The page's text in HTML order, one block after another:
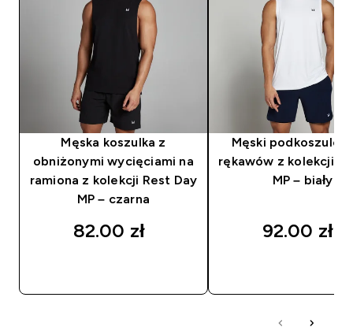
Męska koszulka z
obniżonymi wycięciami na
ramiona z kolekcji Rest Day
MP – czarna
82.00 zł‎
Męski podkoszulek
rękawów z kolekcji
MP – biały
92.00 zł‎